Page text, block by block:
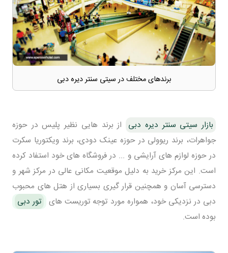
برندهای مختلف در سیتی سنتر دیره دبی
بازار سیتی سنتر دیره دبی از برند هایی نظیر پلیس در حوزه
جواهرات، برند ریوولی در حوزه عینک دودی، برند ویکتوریا سکرت
در حوزه لوازم های آرایشی و ... در فروشگاه های خود استفاد کرده
است. این مرکز خرید به دلیل موقعیت مکانی عالی در مرکز شهر و
دسترسی آسان و همچنین قرار گیری بسیاری از هتل های محبوب
دبی در نزدیکی خود، همواره مورد توجه توریست های تور دبی
بوده است.